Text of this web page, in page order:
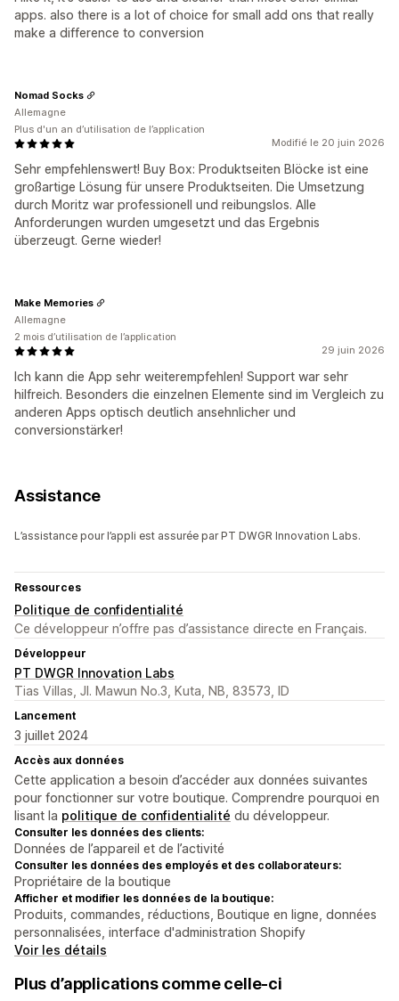
apps. also there is a lot of choice for small add ons that really
make a difference to conversion
Modifié le 20 juin 2026
Sehr empfehlenswert! Buy Box: Produktseiten Blöcke ist eine
großartige Lösung für unsere Produktseiten. Die Umsetzung
durch Moritz war professionell und reibungslos. Alle
Anforderungen wurden umgesetzt und das Ergebnis
überzeugt. Gerne wieder!
Nomad Socks
Allemagne
Plus d'un an d’utilisation de l’application
29 juin 2026
Ich kann die App sehr weiterempfehlen! Support war sehr
hilfreich. Besonders die einzelnen Elemente sind im Vergleich zu
anderen Apps optisch deutlich ansehnlicher und
conversionstärker!
Make Memories
Allemagne
2 mois d’utilisation de l’application
Assistance
L’assistance pour l’appli est assurée par PT DWGR Innovation Labs.
Ressources
Politique de confidentialité
Ce développeur n’offre pas d’assistance directe en Français.
Développeur
PT DWGR Innovation Labs
Tias Villas, Jl. Mawun No.3, Kuta, NB, 83573, ID
Lancement
3 juillet 2024
Accès aux données
Cette application a besoin d’accéder aux données suivantes
pour fonctionner sur votre boutique. Comprendre pourquoi en
lisant la politique de confidentialité du développeur.
Consulter les données des clients:
Données de l’appareil et de l’activité
Consulter les données des employés et des collaborateurs:
Propriétaire de la boutique
Afficher et modifier les données de la boutique:
Produits, commandes, réductions, Boutique en ligne, données
personnalisées, interface d'administration Shopify
Voir les détails
Plus d’applications comme celle-ci